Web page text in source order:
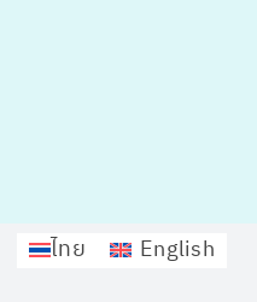
ไทย English